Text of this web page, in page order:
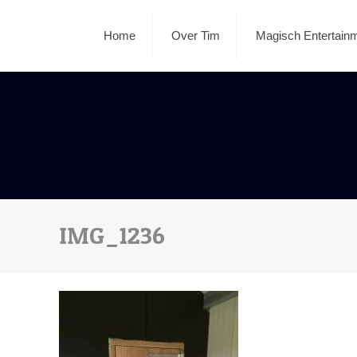
Home Over Tim Magisch
IMG_1236